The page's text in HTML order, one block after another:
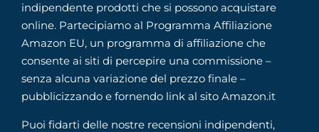
indipendente prodotti che si possono acquistare
online. Partecipiamo al Programma Affiliazione
Amazon EU, un programma di affiliazione che
consente ai siti di percepire una commissione –
senza alcuna variazione del prezzo finale –
pubblicizzando e fornendo link al sito Amazon.it
Puoi fidarti delle nostre recensioni indipendenti,